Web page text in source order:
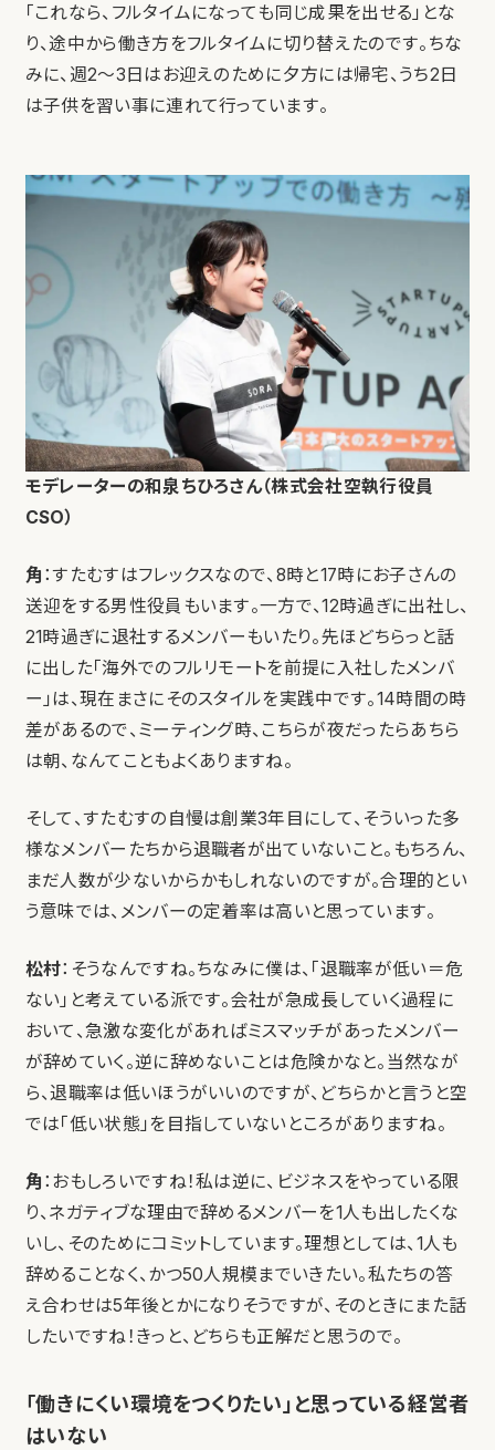
「これなら、フルタイムになっても同じ成果を出せる」とな
り、途中から働き方をフルタイムに切り替えたのです。ちな
みに、週2〜3日はお迎えのために夕方には帰宅、うち2日
は子供を習い事に連れて行っています。
モデレーターの和泉ちひろさん（株式会社空執行役員
CSO）
角 ：すたむすはフレックスなので、8時と17時にお子さんの
送迎をする男性役員もいます。一方で、12時過ぎに出社し、
21時過ぎに退社するメンバーもいたり。先ほどちらっと話
に出した「海外でのフルリモートを前提に入社したメンバ
ー」は、現在まさにそのスタイルを実践中です。14時間の時
差があるので、ミーティング時、こちらが夜だったらあちら
は朝、なんてこともよくありますね。
そして、すたむすの自慢は創業3年目にして、そういった多
様なメンバーたちから退職者が出ていないこと。もちろん、
まだ人数が少ないからかもしれないのですが。合理的とい
う意味では、メンバーの定着率は高いと思っています。
松村：そうなんですね。ちなみに僕は、「退職率が低い＝危
ない」と考えている派です。会社が急成長していく過程に
おいて、急激な変化があればミスマッチがあったメンバー
が辞めていく。逆に辞めないことは危険かなと。当然なが
ら、退職率は低いほうがいいのですが、どちらかと言うと空
では「低い状態」を目指していないところがありますね。
角 ：おもしろいですね！私は逆に、ビジネスをやっている限
り、ネガティブな理由で辞めるメンバーを1人も出したくな
いし、そのためにコミットしています。理想としては、1人も
辞めることなく、かつ50人規模までいきたい。私たちの答
え合わせは5年後とかになりそうですが、そのときにまた話
したいですね！きっと、どちらも正解だと思うので。
「働きにくい環境をつくりたい」と思っている経営者
はいない